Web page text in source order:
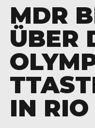
MDR
ÜBER
IN RIO